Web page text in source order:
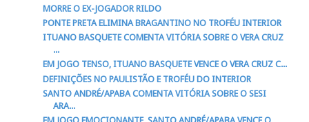
MORRE O EX-JOGADOR RILDO
PONTE PRETA ELIMINA BRAGANTINO NO TROFÉU INTERIOR
ITUANO BASQUETE COMENTA VITÓRIA SOBRE O VERA CRUZ
...
EM JOGO TENSO, ITUANO BASQUETE VENCE O VERA CRUZ C...
DEFINIÇÕES NO PAULISTÃO E TROFÉU DO INTERIOR
SANTO ANDRÉ/APABA COMENTA VITÓRIA SOBRE O SESI
ARA...